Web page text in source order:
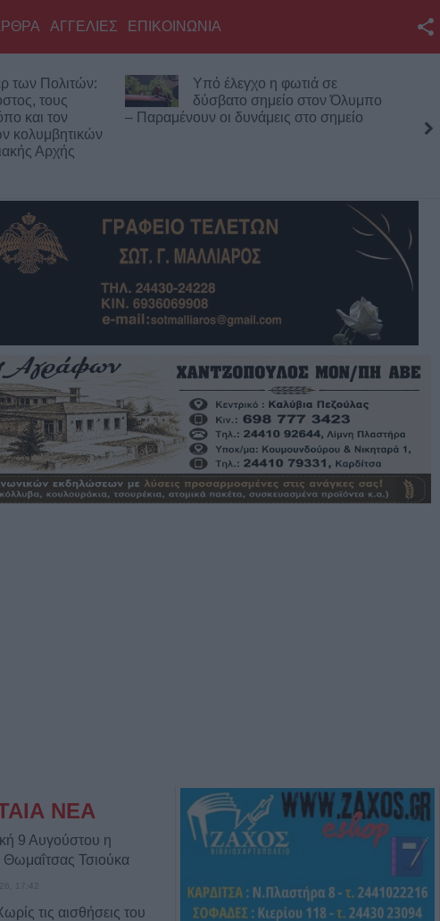
Twitter
YouTube
RSS
Επικοινωνία με το
KarditsaLive.Net
ΑΓΓΕΛΙΕΣ ΕΠΙΚΟΙΝΩΝΙΑ
των Πολιτών:
τους
και τον
κολυμβητικών
Αρχής
Υπό έλεγχο η φωτιά σε
δύσβατο σημείο στον Όλυμπο
– Παραμένουν οι δυνάμεις στο σημείο
ΝΕΑ
9 Αυγούστου η
Θωμαΐτσας Τσιούκα
17:42
τις αισθήσεις του